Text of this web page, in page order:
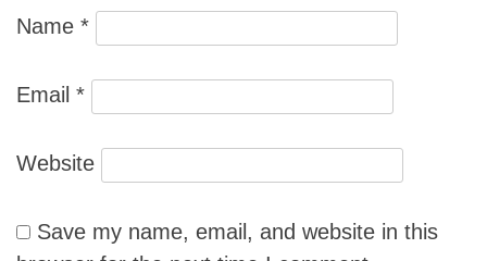
Name *
Email *
Website
Save my name, email, and website in this